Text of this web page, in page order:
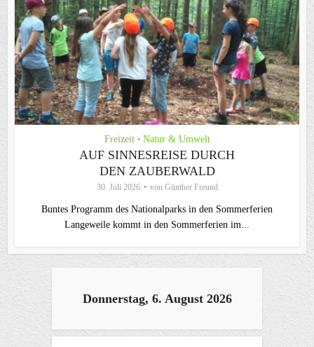
Freizeit • Natur & Umwelt
AUF SINNESREISE DURCH
DEN ZAUBERWALD
30. Juli 2026 von Günther Freund
Buntes Programm des Nationalparks in den Sommerferien
Langeweile kommt in den Sommerferien im...
Donnerstag, 6. August 2026